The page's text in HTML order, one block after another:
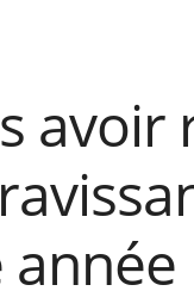
avoir
année